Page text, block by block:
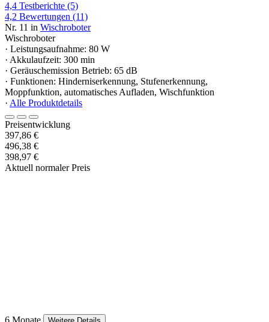
4,4 Testberichte (5)
4,2 Bewertungen (11)
Nr. 11 in Wischroboter
Wischroboter
· Leistungsaufnahme: 80 W
· Akkulaufzeit: 300 min
· Geräuschemission Betrieb: 65 dB
· Funktionen: Hinderniserkennung, Stufenerkennung,
Moppfunktion, automatisches Aufladen, Wischfunktion
· Alle Produktdetails
Preisentwicklung
397,86 €
496,38 €
398,97 €
Aktuell normaler Preis